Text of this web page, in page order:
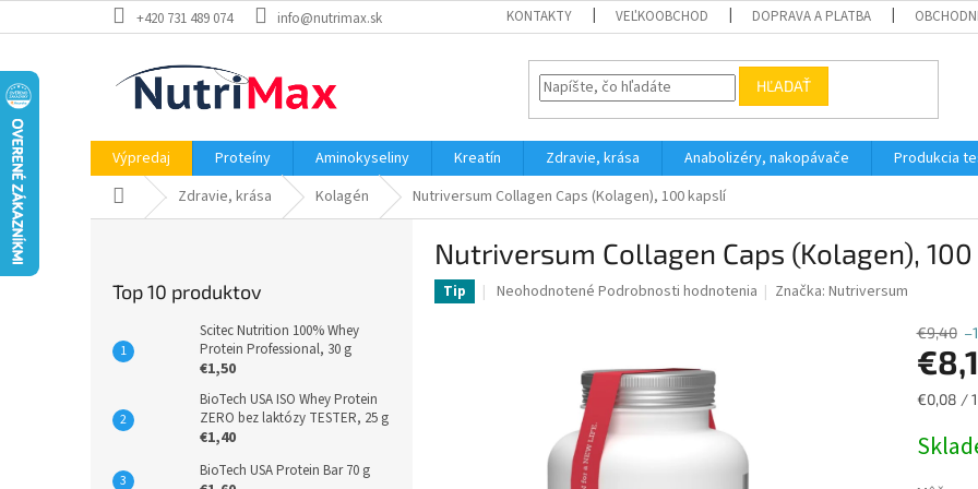
na
+420 731 489 074 info@nutrimax.sk KONTAKTY VEĽKOOBCHOD DOPRAVA A PLATBA
HĽADAŤ
Výpredaj Proteíny Aminokyseliny Kreatín Zdravie, krása Anabolizéry, nakopávače Produkcia
Domov Zdravie, krása Kolagén Nutriversum Collagen Caps (Kolagen), 100 kapslí
Top 10 produktov
Scitec Nutrition 100% Whey
Protein Professional, 30 g
€1,50
BioTech USA ISO Whey Protein
ZERO bez laktózy TESTER, 25 g
€1,40
BioTech USA Protein Bar 70 g
Nutriversum Collagen Caps (Kolagen),
Tip
Priemerné
hviezdičiek.
Neohodnotené Podrobnosti hodnotenia Značka:Nutriversum
€9,40
€0,08 /